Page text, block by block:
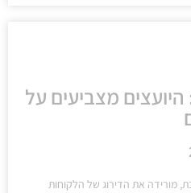
מצביעים על
מורידה את הדירוג של הלקוחות